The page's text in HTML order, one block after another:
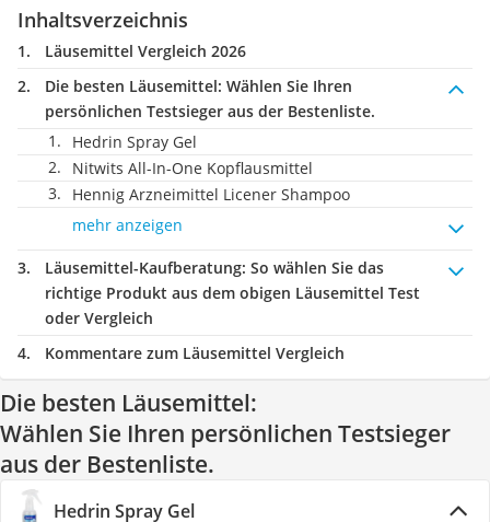
Inhaltsverzeichnis
Läusemittel Vergleich 2026
Die besten Läusemittel: Wählen Sie Ihren
persönlichen Testsieger aus der Bestenliste.
Hedrin Spray Gel
Nitwits All-In-One Kopflausmittel
Hennig Arzneimittel Licener Shampoo
mehr anzeigen
Läusemittel-Kaufberatung: So wählen Sie das
richtige Produkt aus dem obigen Läusemittel Test
oder Vergleich
Kommentare zum Läusemittel Vergleich
Die besten Läusemittel:
Wählen Sie Ihren persönlichen Testsieger
aus der Bestenliste.
Hedrin Spray Gel